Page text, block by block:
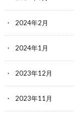
2024年2月
2024年1月
2023年12月
2023年11月